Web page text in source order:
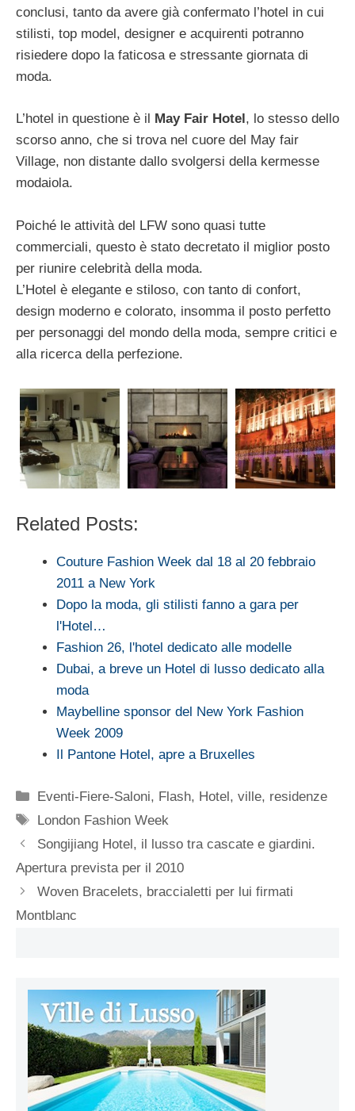
conclusi, tanto da avere già confermato l’hotel in cui
stilisti, top model, designer e acquirenti potranno
risiedere dopo la faticosa e stressante giornata di
moda.
L’hotel in questione è il May Fair Hotel, lo stesso dello
scorso anno, che si trova nel cuore del May fair
Village, non distante dallo svolgersi della kermesse
modaiola.
Poiché le attività del LFW sono quasi tutte
commerciali, questo è stato decretato il miglior posto
per riunire celebrità della moda.
L’Hotel è elegante e stiloso, con tanto di confort,
design moderno e colorato, insomma il posto perfetto
per personaggi del mondo della moda, sempre critici e
alla ricerca della perfezione.
Related Posts:
Couture Fashion Week dal 18 al 20 febbraio
2011 a New York
Dopo la moda, gli stilisti fanno a gara per
l'Hotel…
Fashion 26, l'hotel dedicato alle modelle
Dubai, a breve un Hotel di lusso dedicato alla
moda
Maybelline sponsor del New York Fashion
Week 2009
Il Pantone Hotel, apre a Bruxelles
Categorie
Eventi-Fiere-Saloni, Flash, Hotel, ville, residenze
Tag
London Fashion Week
Songijiang Hotel, il lusso tra cascate e giardini.
Apertura prevista per il 2010
Woven Bracelets, braccialetti per lui firmati
Montblanc